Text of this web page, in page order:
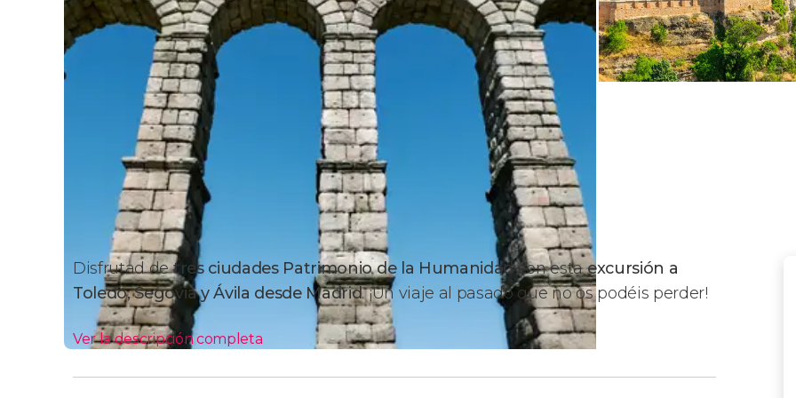
Disfrutad detres ciudades Patrimonio de la Humanidadcon estaexcursión a
Toledo, Segovia y Ávila desde Madrid. ¡Un viaje al pasado que no os podéis perder!
Ver la descripción completa